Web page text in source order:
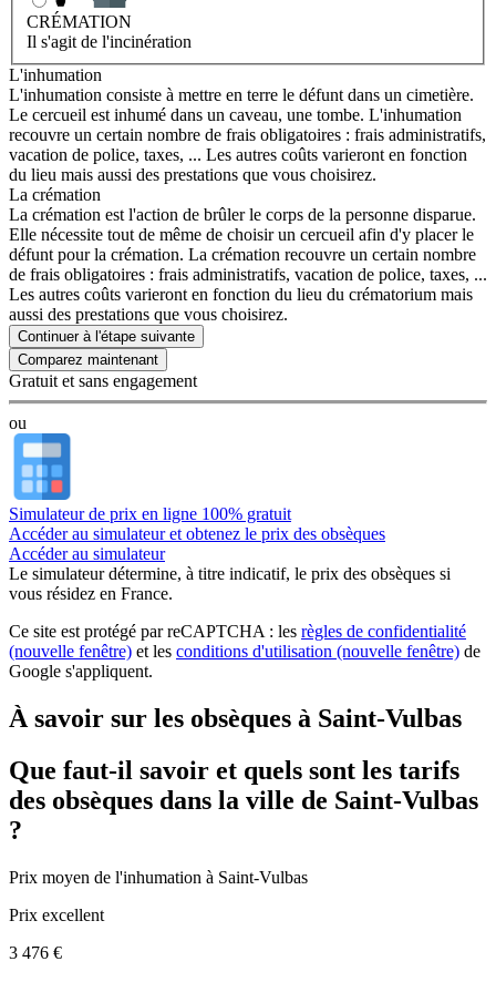
CRÉMATION
Il s'agit de l'incinération
L'inhumation
L'inhumation consiste à mettre en terre le défunt dans un cimetière.
Le cercueil est inhumé dans un caveau, une tombe. L'inhumation
recouvre un certain nombre de frais obligatoires : frais administratifs,
vacation de police, taxes, ... Les autres coûts varieront en fonction
du lieu mais aussi des prestations que vous choisirez.
La crémation
La crémation est l'action de brûler le corps de la personne disparue.
Elle nécessite tout de même de choisir un cercueil afin d'y placer le
défunt pour la crémation. La crémation recouvre un certain nombre
de frais obligatoires : frais administratifs, vacation de police, taxes, ...
Les autres coûts varieront en fonction du lieu du crématorium mais
aussi des prestations que vous choisirez.
Continuer à l'étape suivante
Gratuit et sans engagement
ou
Simulateur de prix en ligne 100% gratuit
Accéder au simulateur et obtenez le prix des obsèques
Accéder au simulateur
Le simulateurdétermine, à titre indicatif, le prix des obsèques si
vous résidez en France.
Ce site est protégé par reCAPTCHA : les règles de confidentialité
(nouvelle fenêtre) et les conditions d'utilisation (nouvelle fenêtre) de
Google s'appliquent.
À savoir sur les obsèques à Saint-Vulbas
Que faut-il savoir et quels sont les tarifs
des obsèques dans la ville de Saint-Vulbas
?
Prix moyen de l'inhumation à Saint-Vulbas
Prix excellent
3 476 €